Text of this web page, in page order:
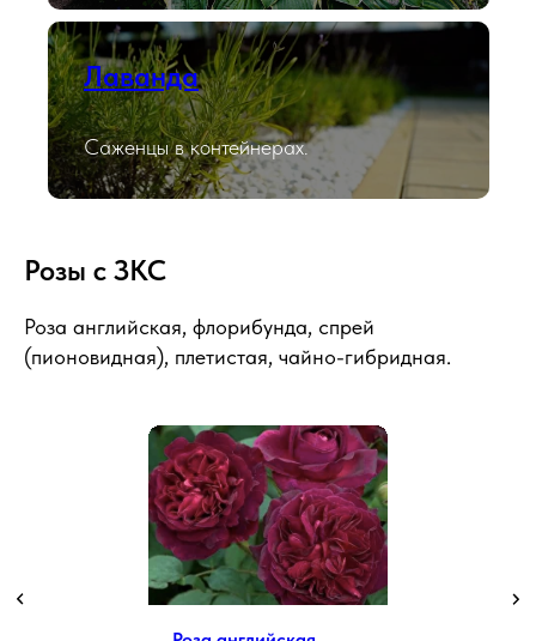
Лаванда
Саженцы в контейнерах.
Розы с ЗКС
Роза английская, флорибунда, спрей
(пионовидная), плетистая, чайно-гибридная.